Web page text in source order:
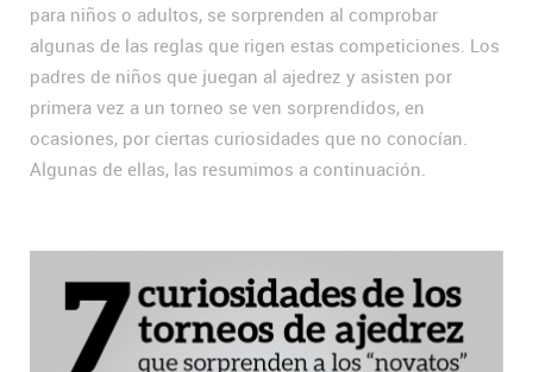
para niños o adultos, se sorprenden al comprobar
algunas de las reglas que rigen estas competiciones. Los
padres de niños que juegan al ajedrez y asisten por
primera vez a un torneo se ven sorprendidos, en
ocasiones, por ciertas curiosidades que no conocían.
Algunas de ellas, las resumimos a continuación.